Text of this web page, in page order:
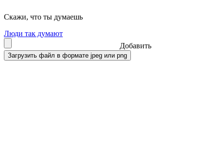
Скажи, что ты думаешь
Люди так думают
Добавить